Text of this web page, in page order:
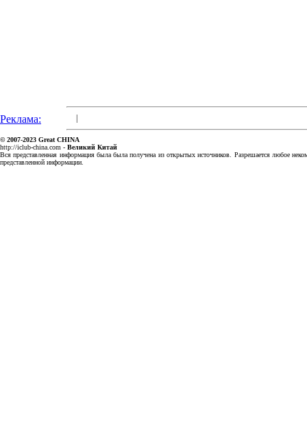
Реклама:
© 2007-2023 Great CHINA
http://iclub-china.com - Великий Китай
Вся представленная информация была была получена из открытых источников. Разрешается любое
представленной информации.